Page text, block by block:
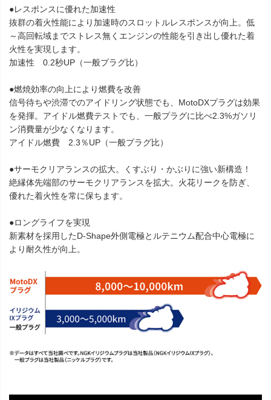
●レスポンスに優れた加速性
抜群の着火性能により加速時のスロットルレスポンスが向上。低
～高回転域までストレス無くエンジンの性能を引き出し優れた着
火性を実現します。
加速性 0.2秒UP（一般プラグ比）
●燃焼効率の向上により燃費を改善
信号待ちや渋滞でのアイドリング状態でも、MotoDXプラグは効果
を発揮。アイドル燃費テストでも、一般プラグに比べ2.3%ガソリ
ン消費量が少なくなります。
アイドル燃費 2.3％UP（一般プラグ比）
●サーモクリアランスの拡大。くすぶり・かぶりに強い新構造！
絶縁体先端部のサーモクリアランスを拡大。火花リークを防ぎ、
優れた着火性を常に保ちます。
●ロングライフを実現
新素材を採用したD-Shape外側電極とルテニウム配合中心電極に
より耐久性が向上。